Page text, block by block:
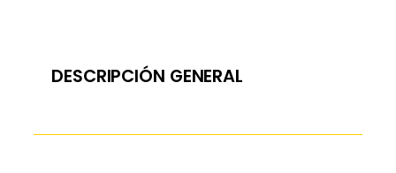
DESCRIPCIÓN GENERAL